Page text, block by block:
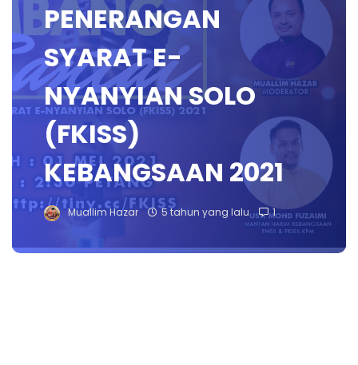
PENERANGAN
SYARAT E-
NYANYIAN SOLO
(FKISS)
KEBANGSAAN 2021
Muallim Hazar 5 tahun yang lalu 1